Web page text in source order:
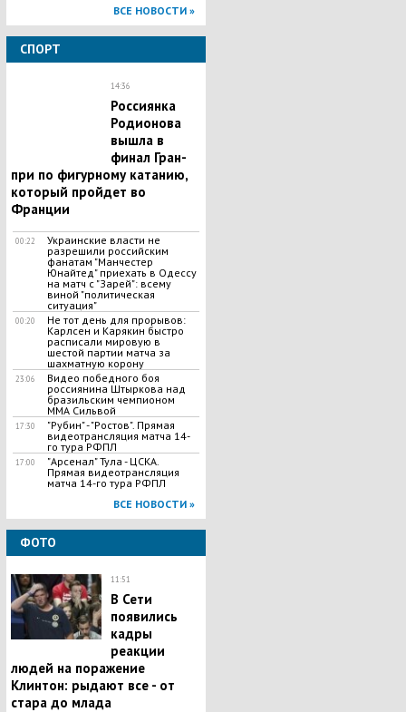
ВСЕ НОВОСТИ »
СПОРТ
14:36
Россиянка
Родионова
вышла в
финал Гран-
при по фигурному катанию,
который пройдет во
Франции
00:22
Украинские власти не
разрешили российским
фанатам "Манчестер
Юнайтед" приехать в Одессу
на матч с "Зарей": всему
виной "политическая
ситуация"
00:20
Не тот день для прорывов:
Карлсен и Карякин быстро
расписали мировую в
шестой партии матча за
шахматную корону
23:06
Видео победного боя
россиянина Штыркова над
бразильским чемпионом
ММА Сильвой
17:30
"Рубин" - "Ростов". Прямая
видеотрансляция матча 14-
го тура РФПЛ
17:00
"Арсенал" Тула - ЦСКА.
Прямая видеотрансляция
матча 14-го тура РФПЛ
ВСЕ НОВОСТИ »
ФОТО
11:51
В Сети
появились
кадры
реакции
людей на поражение
Клинтон: рыдают все - от
стара до млада